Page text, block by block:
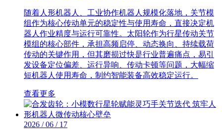
随着人形机器人、工业协作机器人规模化落地，关节模
组作为核心传动单元的稳定性与使用寿命，直接决定机
器人作业精度与运行可靠性。太阳轮作为行星传动关节
模组的核心部件，承担高频启停、动态换向、持续载荷
传动的关键作用，但其磨损过快是行业普遍痛点，易引
发设备定位偏差、运行异响、传动卡顿等问题，大幅缩
短机器人使用寿命，制约智能装备高效稳定运行。
查看更多
2026 / 06 / 17